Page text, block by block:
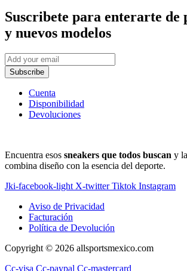
Suscribete para enterarte de
y nuevos modelos
Subscribe
Cuenta
Disponibilidad
Devoluciones
Encuentra esos sneakers que todos buscan y
combina diseño con la esencia del deporte.
Jki-facebook-light X-twitter Tiktok Instagram
Aviso de Privacidad
Facturación
Política de Devolución
Copyright © 2026 allsportsmexico.com
Cc-visa Cc-paypal Cc-mastercard